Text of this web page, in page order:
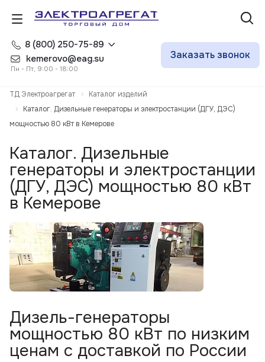
8 (800) 250-75-89
kemerovo@eag.su
Пн - Пт, 9:00 - 18:00
Заказать звонок
ТД Электроагрегат
Каталог изделий
Каталог. Дизельные генераторы и электростанции (ДГУ, ДЭС)
мощностью 80 кВт в Кемерове
Каталог. Дизельные
генераторы и электростанции
(ДГУ, ДЭС) мощностью 80 кВт
в Кемерове
Дизель-генераторы
мощностью 80 кВт по низким
ценам с доставкой по России